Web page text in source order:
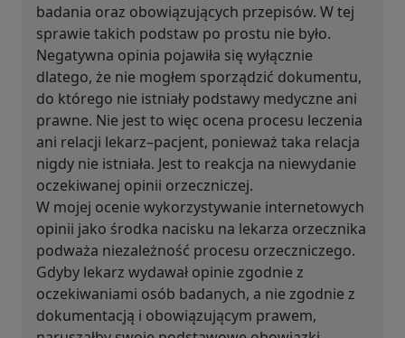
badania oraz obowiązujących przepisów. W tej
sprawie takich podstaw po prostu nie było.
Negatywna opinia pojawiła się wyłącznie
dlatego, że nie mogłem sporządzić dokumentu,
do którego nie istniały podstawy medyczne ani
prawne. Nie jest to więc ocena procesu leczenia
ani relacji lekarz–pacjent, ponieważ taka relacja
nigdy nie istniała. Jest to reakcja na niewydanie
oczekiwanej opinii orzeczniczej.
W mojej ocenie wykorzystywanie internetowych
opinii jako środka nacisku na lekarza orzecznika
podważa niezależność procesu orzeczniczego.
Gdyby lekarz wydawał opinie zgodnie z
oczekiwaniami osób badanych, a nie zgodnie z
dokumentacją i obowiązującym prawem,